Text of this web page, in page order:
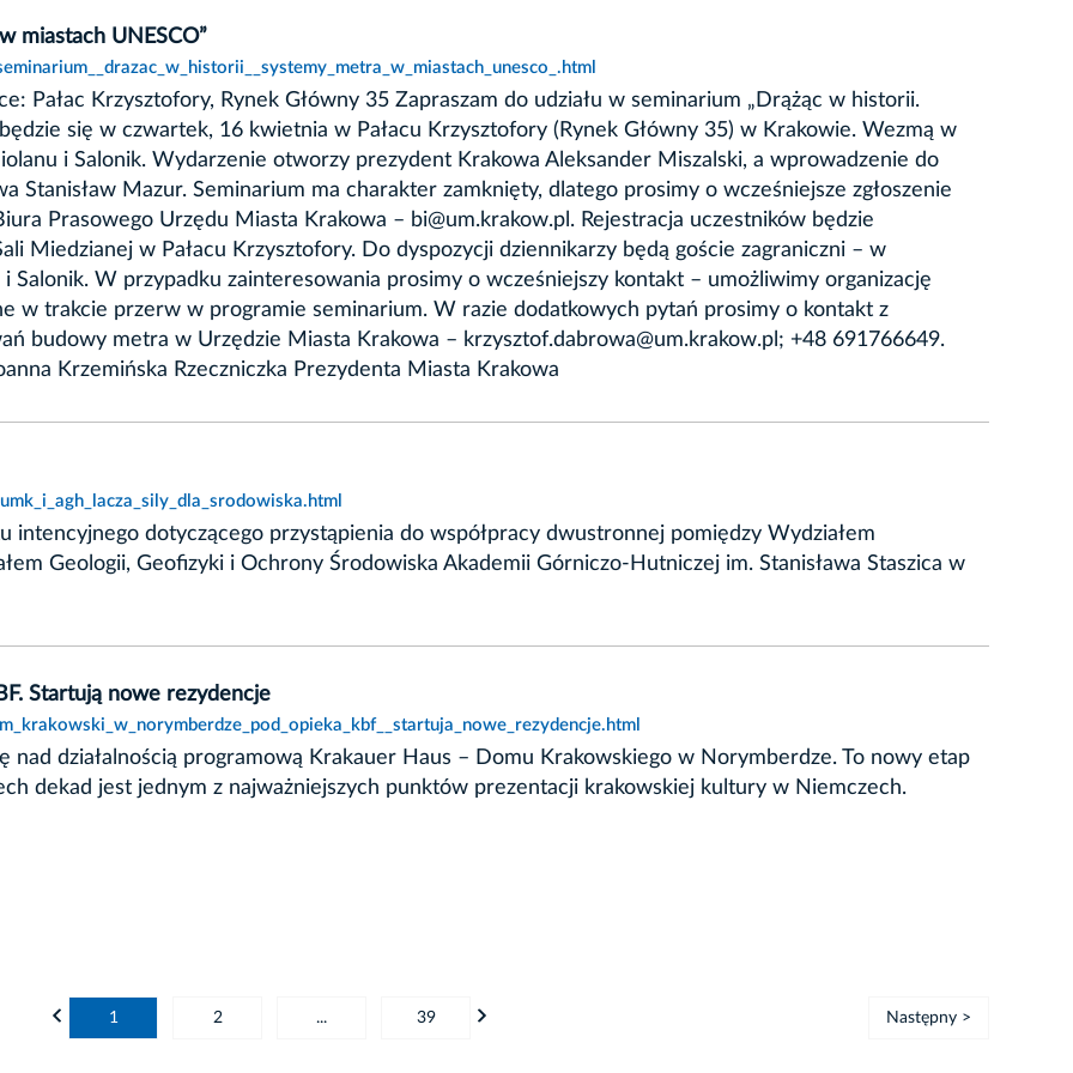
miastach UNESCO”
Pałac Krzysztofory, Rynek Główny 35 Zapraszam do udziału w seminarium „Drążąc w historii.
się w czwartek, 16 kwietnia w Pałacu Krzysztofory (Rynek Główny 35) w Krakowie. Wezmą w
i Salonik. Wydarzenie otworzy prezydent Krakowa Aleksander Miszalski, a wprowadzenie do
Stanisław Mazur. Seminarium ma charakter zamknięty, dlatego prosimy o wcześniejsze zgłoszenie
Prasowego Urzędu Miasta Krakowa – bi@um.krakow.pl. Rejestracja uczestników będzie
Miedzianej w Pałacu Krzysztofory. Do dyspozycji dziennikarzy będą goście zagraniczni – w
Salonik. W przypadku zainteresowania prosimy o wcześniejszy kontakt – umożliwimy organizację
w trakcie przerw w programie seminarium. W razie dodatkowych pytań prosimy o kontakt z
budowy metra w Urzędzie Miasta Krakowa – krzysztof.dabrowa@um.krakow.pl; +48 691766649.
Krzemińska Rzeczniczka Prezydenta Miasta Krakowa
intencyjnego dotyczącego przystąpienia do współpracy dwustronnej pomiędzy Wydziałem
Geologii, Geofizyki i Ochrony Środowiska Akademii Górniczo-Hutniczej im. Stanisława Staszica w
Startują nowe rezydencje
działalnością programową Krakauer Haus – Domu Krakowskiego w Norymberdze. To nowy etap
dekad jest jednym z najważniejszych punktów prezentacji krakowskiej kultury w Niemczech.
1 2 ... 39 Następny >